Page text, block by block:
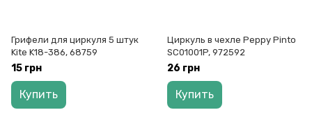
Грифели для циркуля 5 штук
Kite K18-386, 68759
15 грн
Купить
Циркуль в чехле Peppy Pinto
SC01001P, 972592
26 грн
Купить